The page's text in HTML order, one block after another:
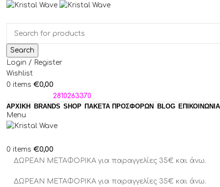
Search
Login / Register
Wishlist
0 items €0,00
2810263370
ΑΡΧΙΚΗ
BRANDS SHOP ΠΑΚΈΤΑ ΠΡΟΣΦΟΡΏΝ BLOG ΕΠΙΚΟΙΝΩΝΙΑ
Menu
0 items €0,00
ΔΩΡΕΑΝ ΜΕΤΑΦΟΡΙΚΑ για παραγγελίες 35€ και άνω.
ΔΩΡΕΑΝ ΜΕΤΑΦΟΡΙΚΑ για παραγγελίες 35€ και άνω.